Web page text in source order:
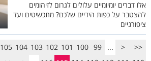
אלו דברים יומיומיים עלולים לגרום לזיהומים
להצטבר על כפות הידיים שלכם? מתכשיטים ועד
ציפורניים
<<
<
...
99
100
101
102
103
104
105